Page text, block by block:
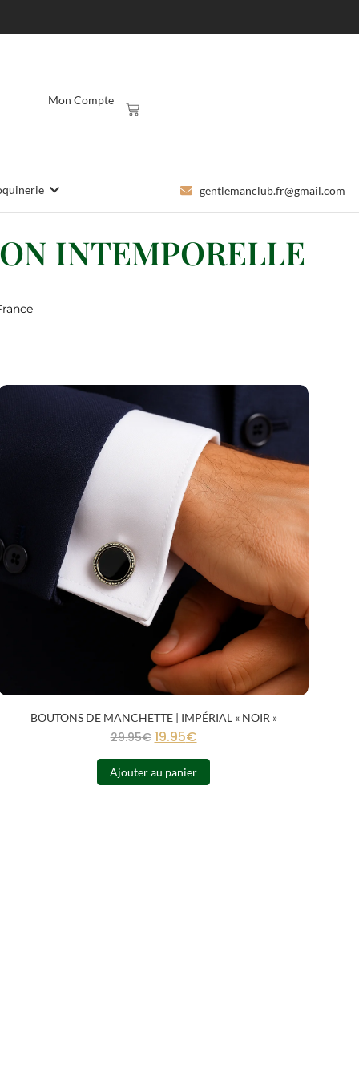
Mon Compte
gentlemanclub.fr@gmail.com
INTEMPORELLE
BOUTONS DE MANCHETTE | IMPÉRIAL « NOIR »
29.95€ 19.95€
Ajouter au panier